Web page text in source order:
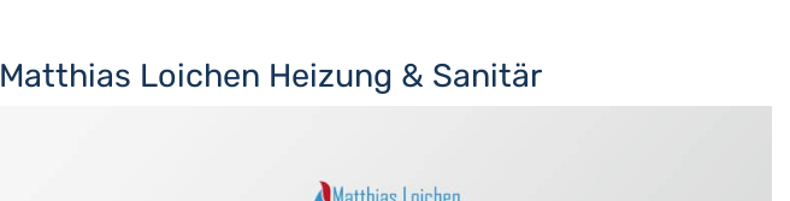
Matthias Loichen Heizung & Sanitär